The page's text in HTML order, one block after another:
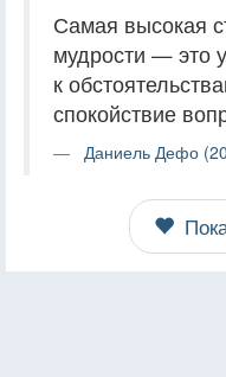
Самая высокая
мудрости — это
к
спокойствие
Даниель Дефо